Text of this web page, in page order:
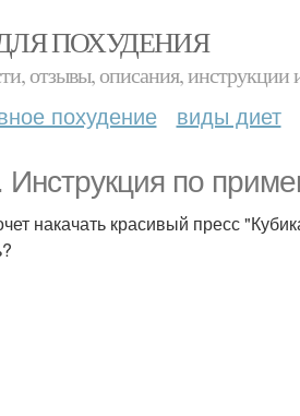
ПОХУДЕНИЯ
отзывы, описания, инструкции
похудение виды диет
по
накачать красивый пресс